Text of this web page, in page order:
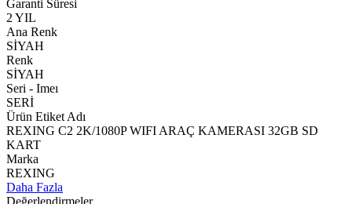
Garanti Süresi
2 YIL
Ana Renk
SİYAH
Renk
SİYAH
Seri - Imeı
SERİ
Ürün Etiket Adı
REXING C2 2K/1080P WIFI ARAÇ KAMERASI 32GB SD
KART
Marka
REXING
Daha Fazla
Değerlendirmeler